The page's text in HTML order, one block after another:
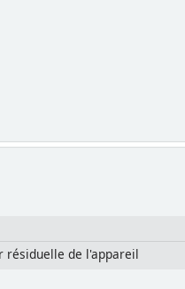
résiduelle de l'appareil